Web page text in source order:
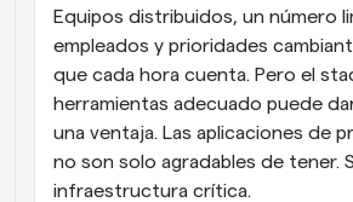
Webhooks
Recibe notificaciones cuando
Equipos distribuidos, un número
empleados y prioridades
que cada hora cuenta. Pero el
herramientas adecuado puede
una ventaja. Las aplicaciones de
no son solo agradables de tener.
infraestructura crítica.